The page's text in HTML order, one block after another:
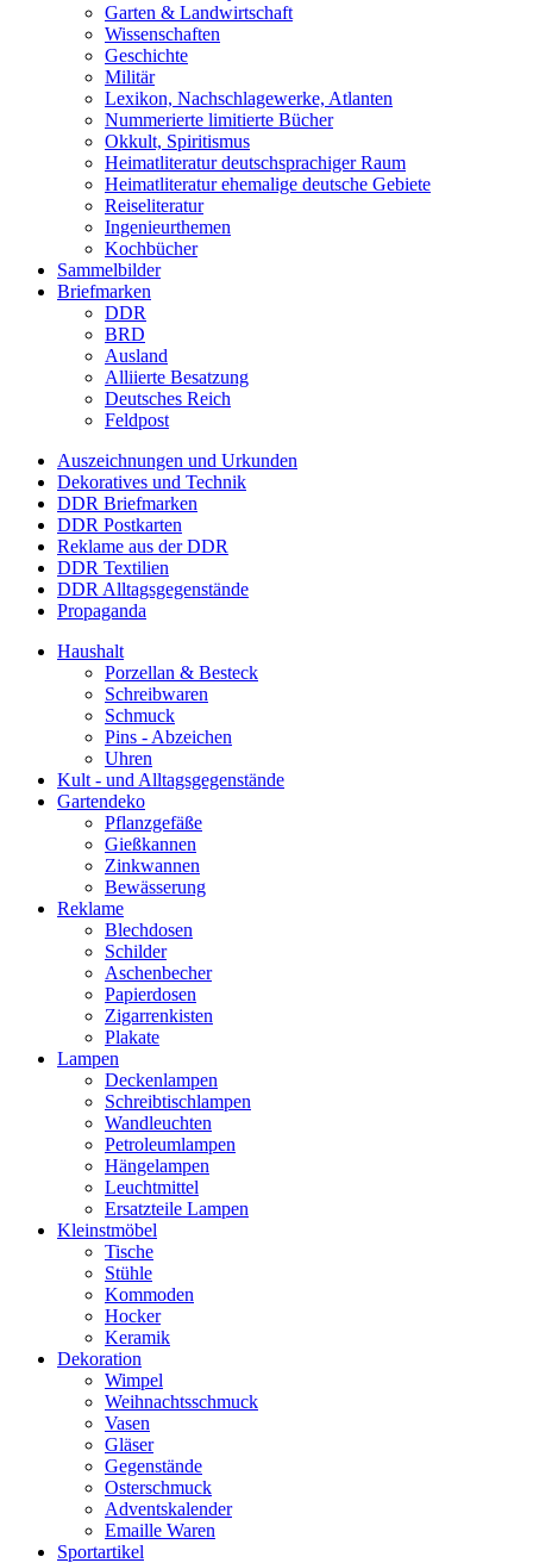
Garten & Landwirtschaft
Wissenschaften
Geschichte
Militär
Lexikon, Nachschlagewerke, Atlanten
Nummerierte limitierte Bücher
Okkult, Spiritismus
Heimatliteratur deutschsprachiger Raum
Heimatliteratur ehemalige deutsche Gebiete
Reiseliteratur
Ingenieurthemen
Kochbücher
Sammelbilder
Briefmarken
DDR
BRD
Ausland
Alliierte Besatzung
Deutsches Reich
Feldpost
Auszeichnungen und Urkunden
Dekoratives und Technik
DDR Briefmarken
DDR Postkarten
Reklame aus der DDR
DDR Textilien
DDR Alltagsgegenstände
Propaganda
Haushalt
Porzellan & Besteck
Schreibwaren
Schmuck
Pins - Abzeichen
Uhren
Kult - und Alltagsgegenstände
Gartendeko
Pflanzgefäße
Gießkannen
Zinkwannen
Bewässerung
Reklame
Blechdosen
Schilder
Aschenbecher
Papierdosen
Zigarrenkisten
Plakate
Lampen
Deckenlampen
Schreibtischlampen
Wandleuchten
Petroleumlampen
Hängelampen
Leuchtmittel
Ersatzteile Lampen
Kleinstmöbel
Tische
Stühle
Kommoden
Hocker
Keramik
Dekoration
Wimpel
Weihnachtsschmuck
Vasen
Gläser
Gegenstände
Osterschmuck
Adventskalender
Emaille Waren
Sportartikel